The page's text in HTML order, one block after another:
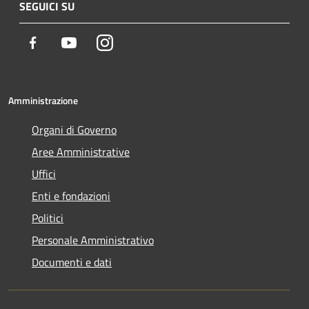
SEGUICI SU
Facebook YoutubeInstagram
Amministrazione
Organi di Governo
Aree Amministrative
Uffici
Enti e fondazioni
Politici
Personale Amministrativo
Documenti e dati